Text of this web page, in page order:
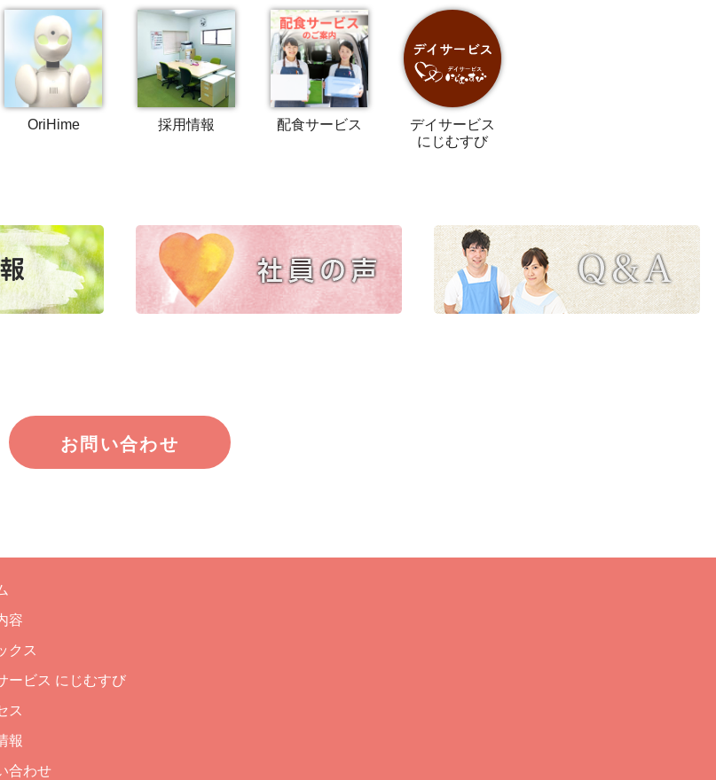
OriHime 採用情報 配食サービス
デイサービス
にじむすび
お問い合わせ
容
クス
ービス にじむすび
ス
報
合わせ